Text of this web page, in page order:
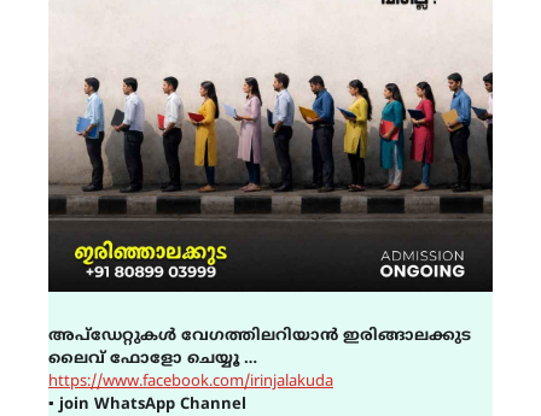
അപ്ഡേറ്റുകൾ വേഗത്തിലറിയാൻ ഇരിങ്ങാലക്കുട
ലൈവ് ഫോളോ ചെയ്യൂ …
https://www.facebook.com/irinjalakuda
▪ join WhatsApp Channel